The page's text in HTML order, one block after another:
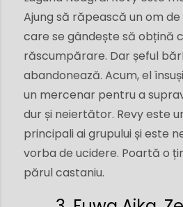
Ajung să răpească un om
care se gândește să obțină
răscumpărare. Dar șeful
abandonează. Acum, el
un mercenar pentru a
dur și neiertător. Revy este
principali ai grupului și este
vorba de ucidere. Poartă o
părul castaniu.